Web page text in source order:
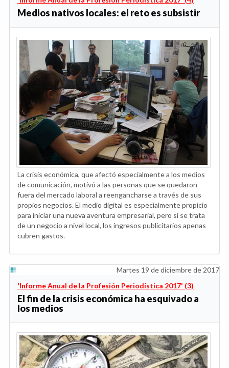
Medios nativos locales: el reto es subsistir
La crisis económica, que afectó especialmente a los medios
de comunicación, motivó a las personas que se quedaron
fuera del mercado laboral a reengancharse a través de sus
propios negocios. El medio digital es especialmente propicio
para iniciar una nueva aventura empresarial, pero si se trata
de un negocio a nivel local, los ingresos publicitarios apenas
cubren gastos.
Martes 19 de diciembre de 2017
'Informe Anual de la Profesión Periodística 2017' (3)
El fin de la crisis económica ha esquivado a
los medios